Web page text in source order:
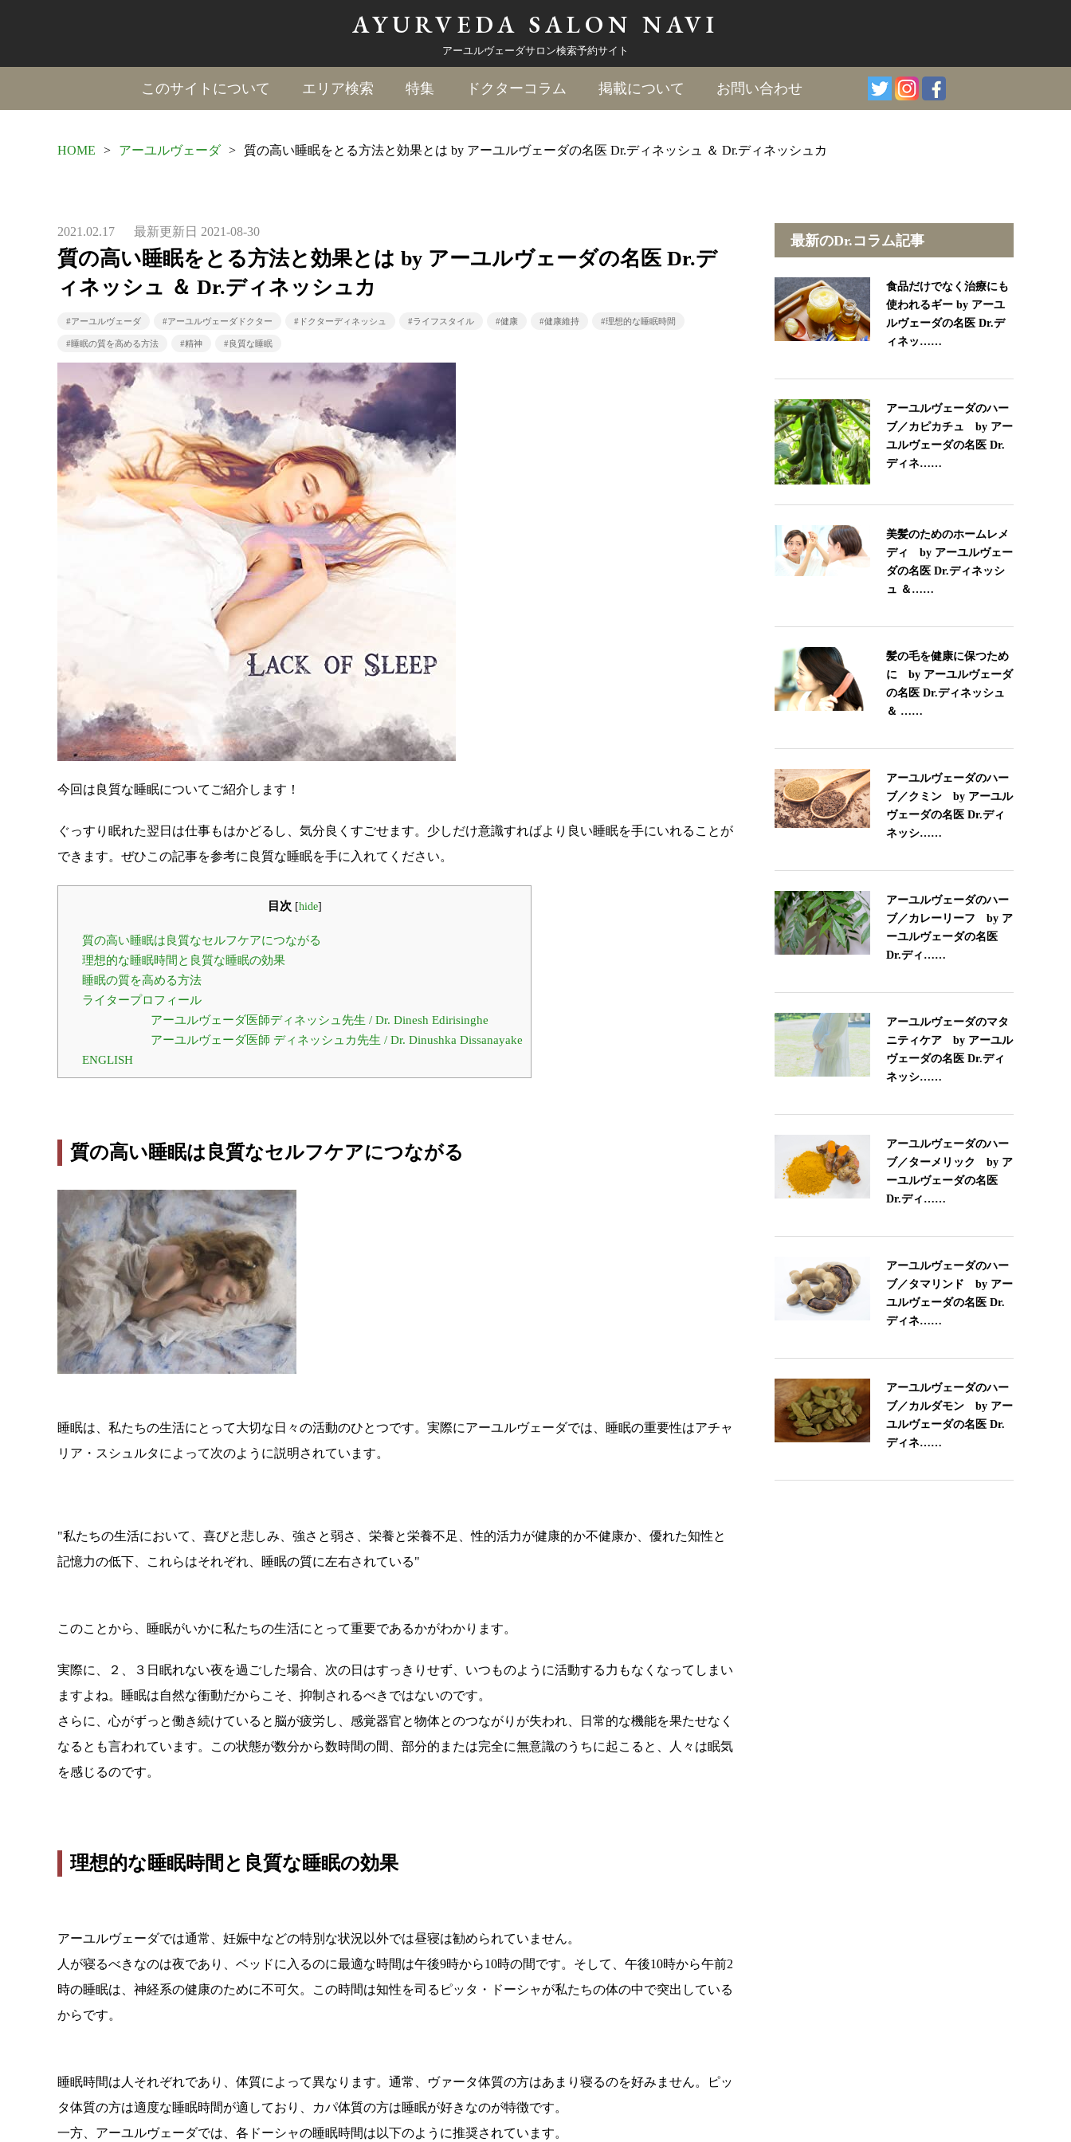
AYURVEDA SALON NAVI
アーユルヴェーダサロン検索予約サイト
このサイトについて エリア検索 特集 ドクターコラム 掲載について お問い合わせ
HOME > アーユルヴェーダ > 質の高い睡眠をとる方法と効果とは by アーユルヴェーダの名医 Dr.ディネッシュ ＆ Dr.ディネッシュカ
2021.02.17 最新更新日 2021-08-30
質の高い睡眠をとる方法と効果とは by アーユルヴェーダの名医 Dr.デ
ィネッシュ ＆ Dr.ディネッシュカ
#アーユルヴェーダ #アーユルヴェーダドクター #ドクターディネッシュ #ライフスタイル #健康 #健康維持 #理想的な睡眠時間
#睡眠の質を高める方法 #精神 #良質な睡眠
今回は良質な睡眠についてご紹介します！
ぐっすり眠れた翌日は仕事もはかどるし、気分良くすごせます。少しだけ意識すればより良い睡眠を手にいれることが
できます。ぜひこの記事を参考に良質な睡眠を手に入れてください。
目次 [hide]
質の高い睡眠は良質なセルフケアにつながる
理想的な睡眠時間と良質な睡眠の効果
睡眠の質を高める方法
ライタープロフィール
アーユルヴェーダ医師ディネッシュ先生 / Dr. Dinesh Edirisinghe
アーユルヴェーダ医師 ディネッシュカ先生 / Dr. Dinushka Dissanayake
ENGLISH
質の高い睡眠は良質なセルフケアにつながる
睡眠は、私たちの生活にとって大切な日々の活動のひとつです。実際にアーユルヴェーダでは、睡眠の重要性はアチャ
リア・スシュルタによって次のように説明されています。
"私たちの生活において、喜びと悲しみ、強さと弱さ、栄養と栄養不足、性的活力が健康的か不健康か、優れた知性と
記憶力の低下、これらはそれぞれ、睡眠の質に左右されている"
このことから、睡眠がいかに私たちの生活にとって重要であるかがわかります。
実際に、２、３日眠れない夜を過ごした場合、次の日はすっきりせず、いつものように活動する力もなくなってしまい
ますよね。睡眠は自然な衝動だからこそ、抑制されるべきではないのです。
さらに、心がずっと働き続けていると脳が疲労し、感覚器官と物体とのつながりが失われ、日常的な機能を果たせなく
なるとも言われています。この状態が数分から数時間の間、部分的または完全に無意識のうちに起こると、人々は眠気
を感じるのです。
理想的な睡眠時間と良質な睡眠の効果
アーユルヴェーダでは通常、妊娠中などの特別な状況以外では昼寝は勧められていません。
人が寝るべきなのは夜であり、ベッドに入るのに最適な時間は午後9時から10時の間です。そして、午後10時から午前2
時の睡眠は、神経系の健康のために不可欠。この時間は知性を司るピッタ・ドーシャが私たちの体の中で突出している
からです。
睡眠時間は人それぞれであり、体質によって異なります。通常、ヴァータ体質の方はあまり寝るのを好みません。ピッ
タ体質の方は適度な睡眠時間が適しており、カパ体質の方は睡眠が好きなのが特徴です。
一方、アーユルヴェーダでは、各ドーシャの睡眠時間は以下のように推奨されています。
最新のDr.コラム記事
食品だけでなく治療にも
使われるギー by アーユ
ルヴェーダの名医 Dr.デ
ィネッ……
アーユルヴェーダのハー
ブ／カピカチュ by アー
ユルヴェーダの名医 Dr.
ディネ……
美髪のためのホームレメ
ディ by アーユルヴェー
ダの名医 Dr.ディネッシ
ュ ＆……
髪の毛を健康に保つため
に by アーユルヴェーダ
の名医 Dr.ディネッシュ
＆ ……
アーユルヴェーダのハー
ブ／クミン by アーユル
ヴェーダの名医 Dr.ディ
ネッシ……
アーユルヴェーダのハー
ブ／カレーリーフ by ア
ーユルヴェーダの名医
Dr.ディ……
アーユルヴェーダのマタ
ニティケア by アーユル
ヴェーダの名医 Dr.ディ
ネッシ……
アーユルヴェーダのハー
ブ／ターメリック by ア
ーユルヴェーダの名医
Dr.ディ……
アーユルヴェーダのハー
ブ／タマリンド by アー
ユルヴェーダの名医 Dr.
ディネ……
アーユルヴェーダのハー
ブ／カルダモン by アー
ユルヴェーダの名医 Dr.
ディネ……